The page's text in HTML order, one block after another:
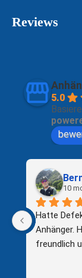
Reviews
5.0
10
Hatte
Anhänger.
freundlich